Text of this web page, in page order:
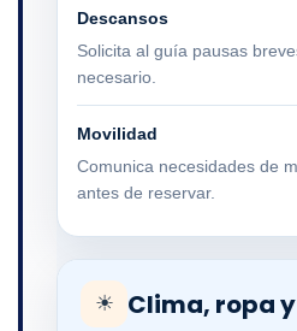
Descansos
Solicita al guía pausas
necesario.
Movilidad
Comunica necesidades de
antes de reservar.
☀ Clima, ropa